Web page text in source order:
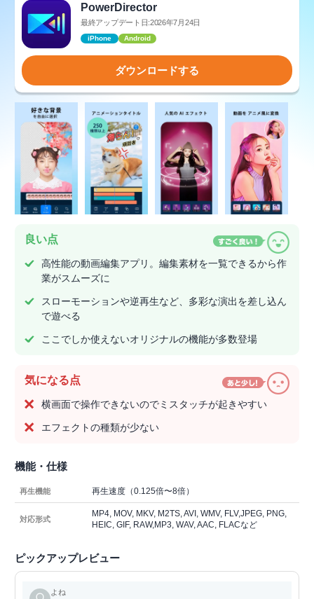
PowerDirector
最終アップデート日:2026年7月24日
iPhone Android
ダウンロードする
良い点
高性能の動画編集アプリ。編集素材を一覧できるから作
業がスムーズに
スローモーションや逆再生など、多彩な演出を差し込ん
で遊べる
ここでしか使えないオリジナルの機能が多数登場
気になる点
横画面で操作できないのでミスタッチが起きやすい
エフェクトの種類が少ない
機能・仕様
再生機能 再生速度（0.125倍〜8倍）
対応形式
MP4, MOV, MKV, M2TS, AVI, WMV, FLV,JPEG, PNG,
HEIC, GIF, RAW,MP3, WAV, AAC, FLACなど
ピックアップレビュー
よね